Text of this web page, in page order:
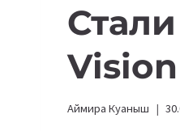
Аймира Куаныш